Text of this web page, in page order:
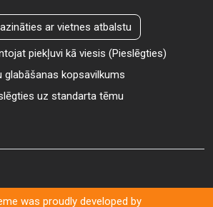
ar vietnes atbalstu
piekļuvi kā viesis (Pieslēgties)
glabāšanas kopsavilkums
uz standarta tēmu
was proudly developed by